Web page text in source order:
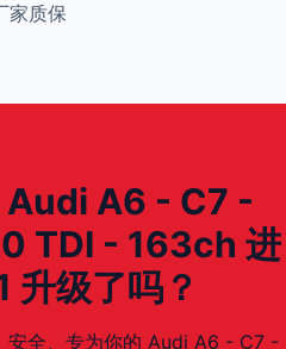
家质保
Audi A6 - C7 -
TDI - 163ch 进
升级了吗？
安全、专为你的 Audi A6 - C7 -